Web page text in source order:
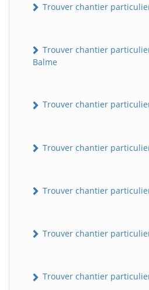
Trouver chantier
Trouver chantier
Balme
Trouver chantier
Trouver chantier
Trouver chantier
Trouver chantier
Trouver chantier